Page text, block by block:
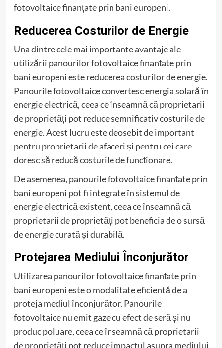
fotovoltaice finanțate prin bani europeni.
Reducerea Costurilor de Energie
Una dintre cele mai importante avantaje ale
utilizării panourilor fotovoltaice finanțate prin
bani europeni este reducerea costurilor de energie.
Panourile fotovoltaice convertesc energia solară în
energie electrică, ceea ce înseamnă că proprietarii
de proprietăți pot reduce semnificativ costurile de
energie. Acest lucru este deosebit de important
pentru proprietarii de afaceri și pentru cei care
doresc să reducă costurile de funcționare.
De asemenea, panourile fotovoltaice finanțate prin
bani europeni pot fi integrate în sistemul de
energie electrică existent, ceea ce înseamnă că
proprietarii de proprietăți pot beneficia de o sursă
de energie curată și durabilă.
Protejarea Mediului Înconjurător
Utilizarea panourilor fotovoltaice finanțate prin
bani europeni este o modalitate eficientă de a
proteja mediul înconjurător. Panourile
fotovoltaice nu emit gaze cu efect de seră și nu
produc poluare, ceea ce înseamnă că proprietarii
de proprietăți pot reduce impactul asupra mediului